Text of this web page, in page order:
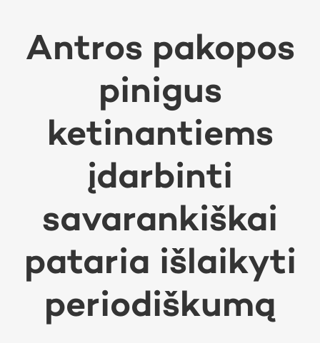
Antros pakopos
pinigus
ketinantiems
įdarbinti
savarankiškai
pataria išlaikyti
periodiškumą